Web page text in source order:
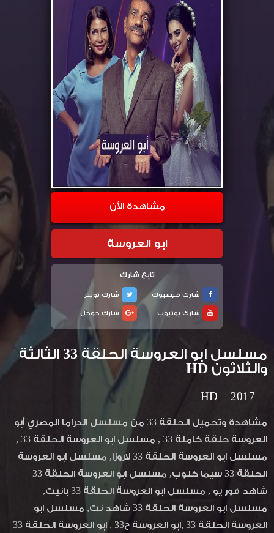
مشاهدة الأن
ابو العروسة
تابع شارك
شارك فيسبوك
شارك تويتر
شارك يوتيوب
شارك جوجل
مسلسل ابو العروسة الحلقة 33 الثالثة
والثلاثون HD
2017
HD
مشاهدة وتحميل الحلقة 33 من مسلسل الدراما المصري أبو
العروسة حلقة كاملة 33 , مسلسل ابو العروسة الحلقة 33 ,
مسلسل ابو العروسة الحلقة 33 لاروزا, مسلسل ابو العروسة
الحلقة 33 سيما كلوب, مسلسل ابو العروسة الحلقة 33
شاهد فور يو , مسلسل ابو العروسة الحلقة 33 بانيت,
مسلسل ابو العروسة الحلقة 33 شاهد نت, مسلسل ابو
العروسة الحلقة 33 ,ابو العروسة ح33 , ابو العروسة الحلقة 33